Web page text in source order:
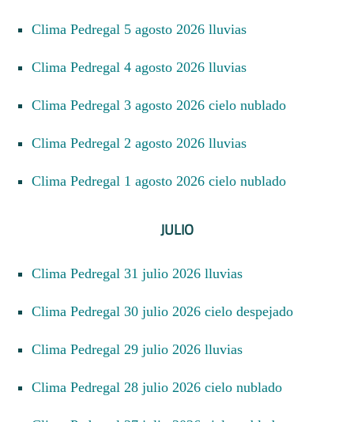
Clima Pedregal 5 agosto 2026 lluvias
Clima Pedregal 4 agosto 2026 lluvias
Clima Pedregal 3 agosto 2026 cielo nublado
Clima Pedregal 2 agosto 2026 lluvias
Clima Pedregal 1 agosto 2026 cielo nublado
JULIO
Clima Pedregal 31 julio 2026 lluvias
Clima Pedregal 30 julio 2026 cielo despejado
Clima Pedregal 29 julio 2026 lluvias
Clima Pedregal 28 julio 2026 cielo nublado